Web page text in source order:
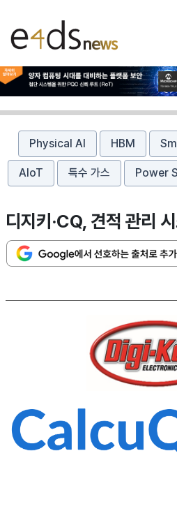
Physical AI HBM
AIoT 특수 가스 Power
디지키·CQ, 견적 관리